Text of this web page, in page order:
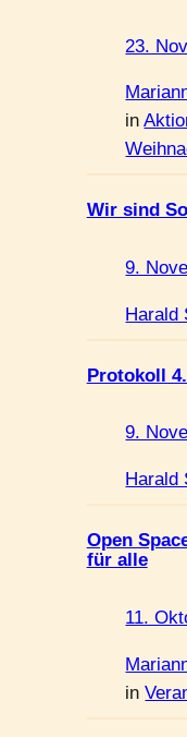
23.
in
Wir sind
9.
Harald
Protokoll
9.
Harald
Open
für alle
11.
in